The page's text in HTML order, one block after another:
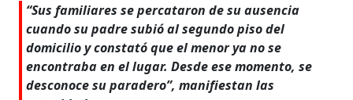
“Sus familiares se percataron de su ausencia
cuando su padre subió al segundo piso del
domicilio y constató que el menor ya no se
encontraba en el lugar. Desde ese momento, se
desconoce su paradero”, manifiestan las